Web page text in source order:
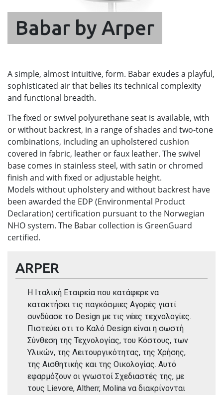
Babar by Arper
A simple, almost intuitive, form. Babar exudes a playful,
sophisticated air that belies its technical complexity
and functional breadth.
The fixed or swivel polyurethane seat is available, with
or without backrest, in a range of shades and two-tone
combinations, including an upholstered cushion
covered in fabric, leather or faux leather. The swivel
base comes in stainless steel, with satin or chromed
finish and with fixed or adjustable height.
Models without upholstery and without backrest have
been awarded the EDP (Environmental Product
Declaration) certification pursuant to the Norwegian
NHO system. The Babar collection is GreenGuard
certified.
ARPER
Η Ιταλική Εταιρεία που κατάφερε να
κατακτήσει τις παγκόσμιες Αγορές γιατί
συνδύασε το Design με τις νέες τεχνολογίες.
Πιστεύει οτι το Καλό Design είναι η σωστή
Σύνθεση της Τεχνολογίας, του Κόστους, των
Υλικών, της Λειτουργικότητας, της Χρήσης,
της Αισθητικής και της Οικολογίας. Αυτό
εφαρμόζουν οι γνωστοί Σχεδιαστές της, με
τους Lievore, Altherr, Molina να διακρίνονται